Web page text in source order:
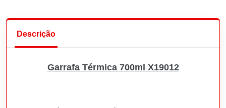
Descrição
Garrafa Térmica 700ml X19012